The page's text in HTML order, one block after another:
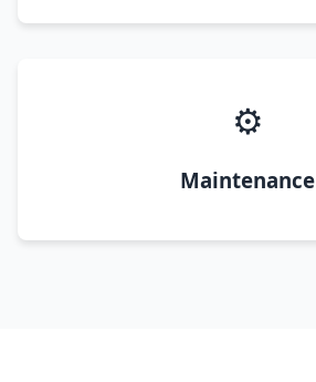
⚙️
Maintenance